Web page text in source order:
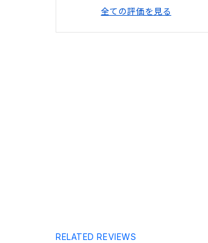
全ての評価を見る
RELATED REVIEWS